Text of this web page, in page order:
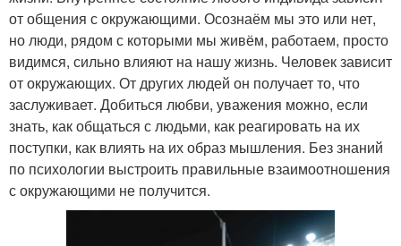
от общения с окружающими. Осознаём мы это или нет,
но люди, рядом с которыми мы живём, работаем, просто
видимся, сильно влияют на нашу жизнь. Человек зависит
от окружающих. От других людей он получает то, что
заслуживает. Добиться любви, уважения можно, если
знать, как общаться с людьми, как реагировать на их
поступки, как влиять на их образ мышления. Без знаний
по психологии выстроить правильные взаимоотношения
с окружающими не получится.